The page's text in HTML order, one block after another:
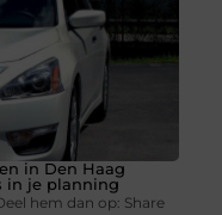
in Den Haag
in je planning
hem dan op: Share